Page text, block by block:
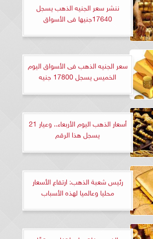
ننشر سعر الجنيه الذهب يسجل
17640جنيها فى الأسواق
سعر الجنيه الذهب فى الأسواق اليوم
الخميس يسجل 17800 جنيه
أسعار الذهب اليوم الأربعاء.. وعيار 21
يسجل هذا الرقم
رئيس شعبة الذهب: ارتفاع الأسعار
محليا وعالميا لهذه الأسباب